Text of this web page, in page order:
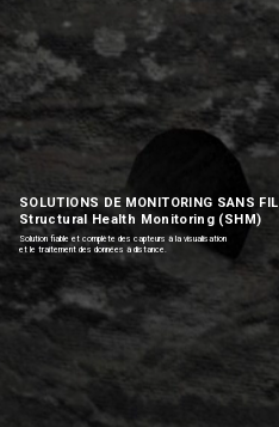
SOLUTIONS DE MONITORING SANS FIL
Structural Health Monitoring (SHM)
Solution fiable et complète des capteurs à la visualisation
et le traitement des données à distance.